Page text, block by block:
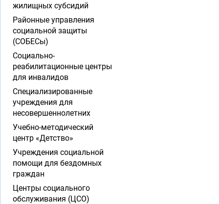
жилищных субсидий
Районные управления
социальной защиты
(СОБЕСы)
Социально-
реабилитационные центры
для инвалидов
Специализированные
учреждения для
несовершеннолетних
Учебно-методический
центр «Детство»
Учреждения социальной
помощи для бездомных
граждан
Центры социального
обслуживания (ЦСО)